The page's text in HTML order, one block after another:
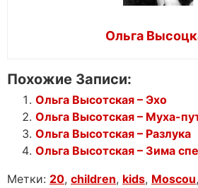
Ольга
Похожие Записи:
Ольга Высотская – Эхо
Ольга Высотская – Муха-
Ольга Высотская – Разлука
Ольга Высотская – Зима
Метки: 20, children, kids, Moscou,